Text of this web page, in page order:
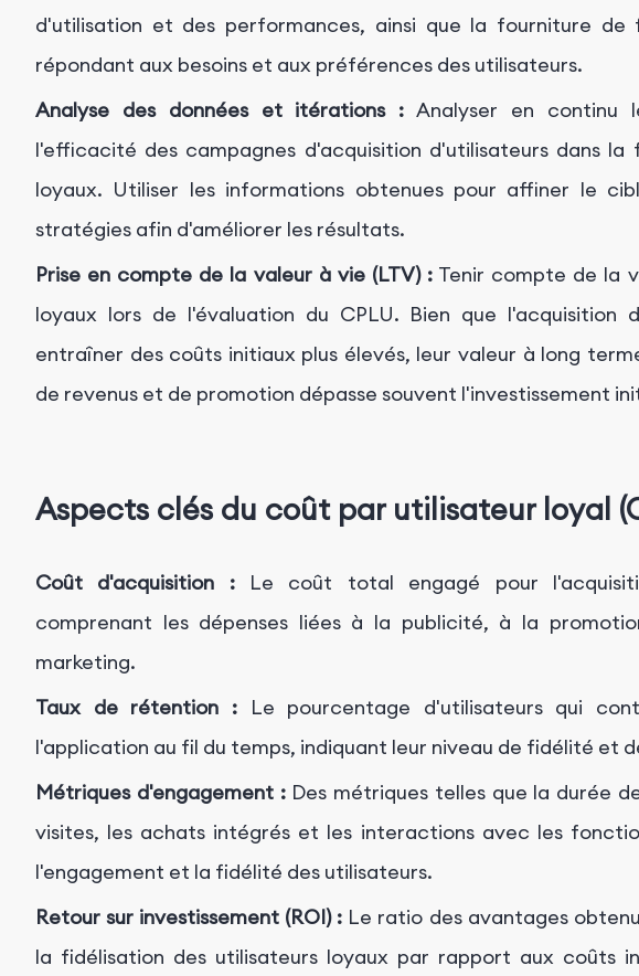
d'utilisation et des performances, ainsi que la fourniture de
répondant aux besoins et aux préférences des utilisateurs.
Analyse des données et itérations : Analyser en continu
l'efficacité des campagnes d'acquisition d'utilisateurs dans la
loyaux. Utiliser les informations obtenues pour affiner le
stratégies afin d'améliorer les résultats.
Prise en compte de la valeur à vie (LTV) : Tenir compte de la
loyaux lors de l'évaluation du CPLU. Bien que l'acquisition
entraîner des coûts initiaux plus élevés, leur valeur à long
de revenus et de promotion dépasse souvent l'investissement
Aspects clés du coût par utilisateur loyal
Coût d'acquisition :Le coût total engagé pour
comprenant les dépenses liées à la publicité, à la
marketing.
Taux de rétention :Le pourcentage d'utilisateurs qui
l'application au fil du temps, indiquant leur niveau de fidélité et
Métriques d'engagement :Des métriques telles que la durée
visites, les achats intégrés et les interactions avec les
l'engagement et la fidélité des utilisateurs.
Retour sur investissement (ROI) : Le ratio des avantages
la fidélisation des utilisateurs loyaux par rapport aux coûts